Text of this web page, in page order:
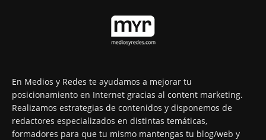
En Medios y Redes te ayudamos a mejorar tu
posicionamiento en Internet gracias al content marketing.
Realizamos estrategias de contenidos y disponemos de
redactores especializados en distintas temáticas,
formadores para que tu mismo mantengas tu blog/web y